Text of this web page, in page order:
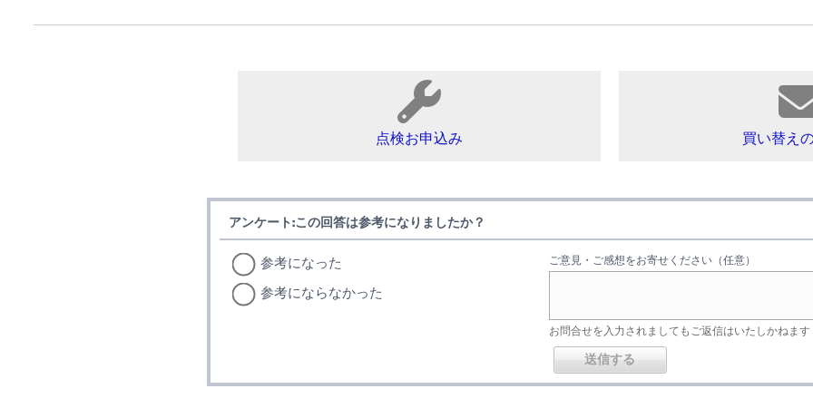
点検お申込み 買い替え
アンケート:この回答は参考になりましたか？
参考になった
参考にならなかった
ご意見・ご感想をお寄せください（任意）
お問合せを入力されましてもご返信はいたしかねます